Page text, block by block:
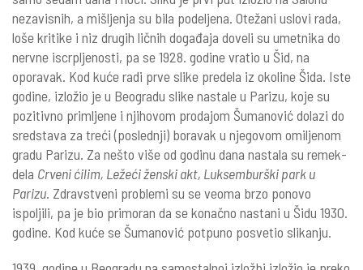
nezavisnih, a mišljenja su bila podeljena. Otežani uslovi rada,
loše kritike i niz drugih ličnih događaja doveli su umetnika do
nervne iscrpljenosti, pa se 1928. godine vratio u Šid, na
oporavak. Kod kuće radi prve slike predela iz okoline Šida. Iste
godine, izložio je u Beogradu slike nastale u Parizu, koje su
pozitivno primljene i njihovom prodajom Šumanović dolazi do
sredstava za treći (poslednji) boravak u njegovom omiljenom
gradu Parizu. Za nešto više od godinu dana nastala su remek-
dela Crveni ćilim, Ležeći ženski akt, Luksemburški park u
Parizu. Zdravstveni problemi su se veoma brzo ponovo
ispoljili, pa je bio primoran da se konačno nastani u Šidu 1930.
godine. Kod kuće se Šumanović potpuno posvetio slikanju.